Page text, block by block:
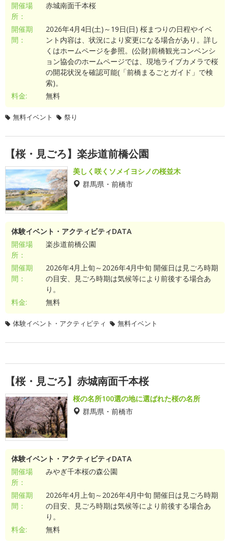
開催場
所：
赤城南面千本桜
開催期
間：
2026年4月4日(土)～19日(日) 桜まつりの日程やイベ
ント内容は、状況により変更になる場合があり。詳し
くはホームページを参照。(公財)前橋観光コンベンシ
ョン協会のホームページでは、現地ライブカメラで桜
の開花状況を確認可能(「前橋まるごとガイド」で検
索)。
料金:
無料
無料イベント 祭り
【桜・見ごろ】楽歩道前橋公園
美しく咲くソメイヨシノの桜並木
群馬県・前橋市
体験イベント・アクティビティDATA
開催場
所：
楽歩道前橋公園
開催期
間：
2026年4月上旬～2026年4月中旬 開催日は見ごろ時期
の目安、見ごろ時期は気候等により前後する場合あ
り。
料金:
無料
体験イベント・アクティビティ 無料イベント
【桜・見ごろ】赤城南面千本桜
桜の名所100選の地に選ばれた桜の名所
群馬県・前橋市
体験イベント・アクティビティDATA
開催場
所：
みやぎ千本桜の森公園
開催期
間：
2026年4月上旬～2026年4月中旬 開催日は見ごろ時期
の目安、見ごろ時期は気候等により前後する場合あ
り。
料金:
無料